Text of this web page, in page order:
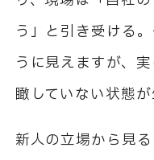
う」と引き受ける
うに見えますが、
瞰していない状態が
新人の立場から見